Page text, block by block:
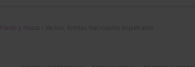
Panes y masas Meloui, tortitas marroquíes hojaldradas